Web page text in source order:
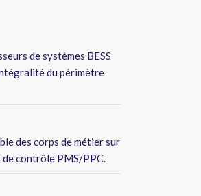
de systèmes BESS
du périmètre
des corps de métier sur
contrôle PMS/PPC.